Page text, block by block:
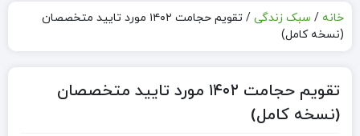
خانه / سبک زندگی /
تقویم حجامت ۱۴۰۲ مورد تایید متخصصان
(نسخه کامل)
تقویم حجامت ۱۴۰۲ مورد تایید متخصصان
(نسخه کامل)